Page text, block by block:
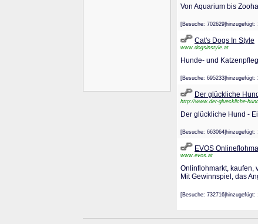
Von Aquarium bis
[Besuche:
Cat's Dogs In Style
www.dogsinstyle.at
Hunde- und
[Besuche:
Der glückliche
http://www.der-glueckliche-
Der glückliche Hund -
[Besuche:
EVOS
www.evos.at
Onlinflohmarkt, kaufen,
Mit Gewinnspiel, das
[Besuche: